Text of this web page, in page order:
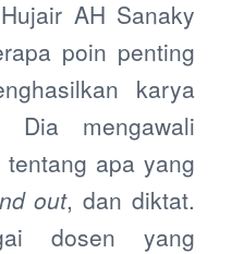
AH Sanaky
poin penting
karya
mengawali
apa yang
out, dan diktat.
dosen yang